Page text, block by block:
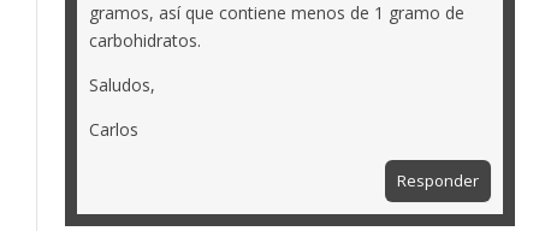
gramos, así que contiene menos de 1 gramo de
carbohidratos.
Saludos,
Carlos
Responder